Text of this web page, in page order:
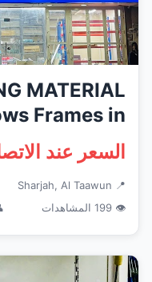
MATERIAL
Frames in
...
السعر عند
📍 Sharjah, Al Taawun
👁 199 المشاهدات
MATERIAL TR